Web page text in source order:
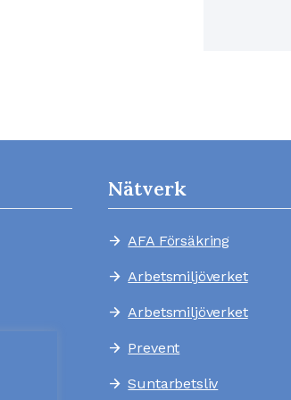
Nätverk
arrow_forward AFA Försäkring
arrow_forward Arbetsmiljöverket
arrow_forward Arbetsmiljöverket
arrow_forward Prevent
arrow_forward Suntarbetsliv